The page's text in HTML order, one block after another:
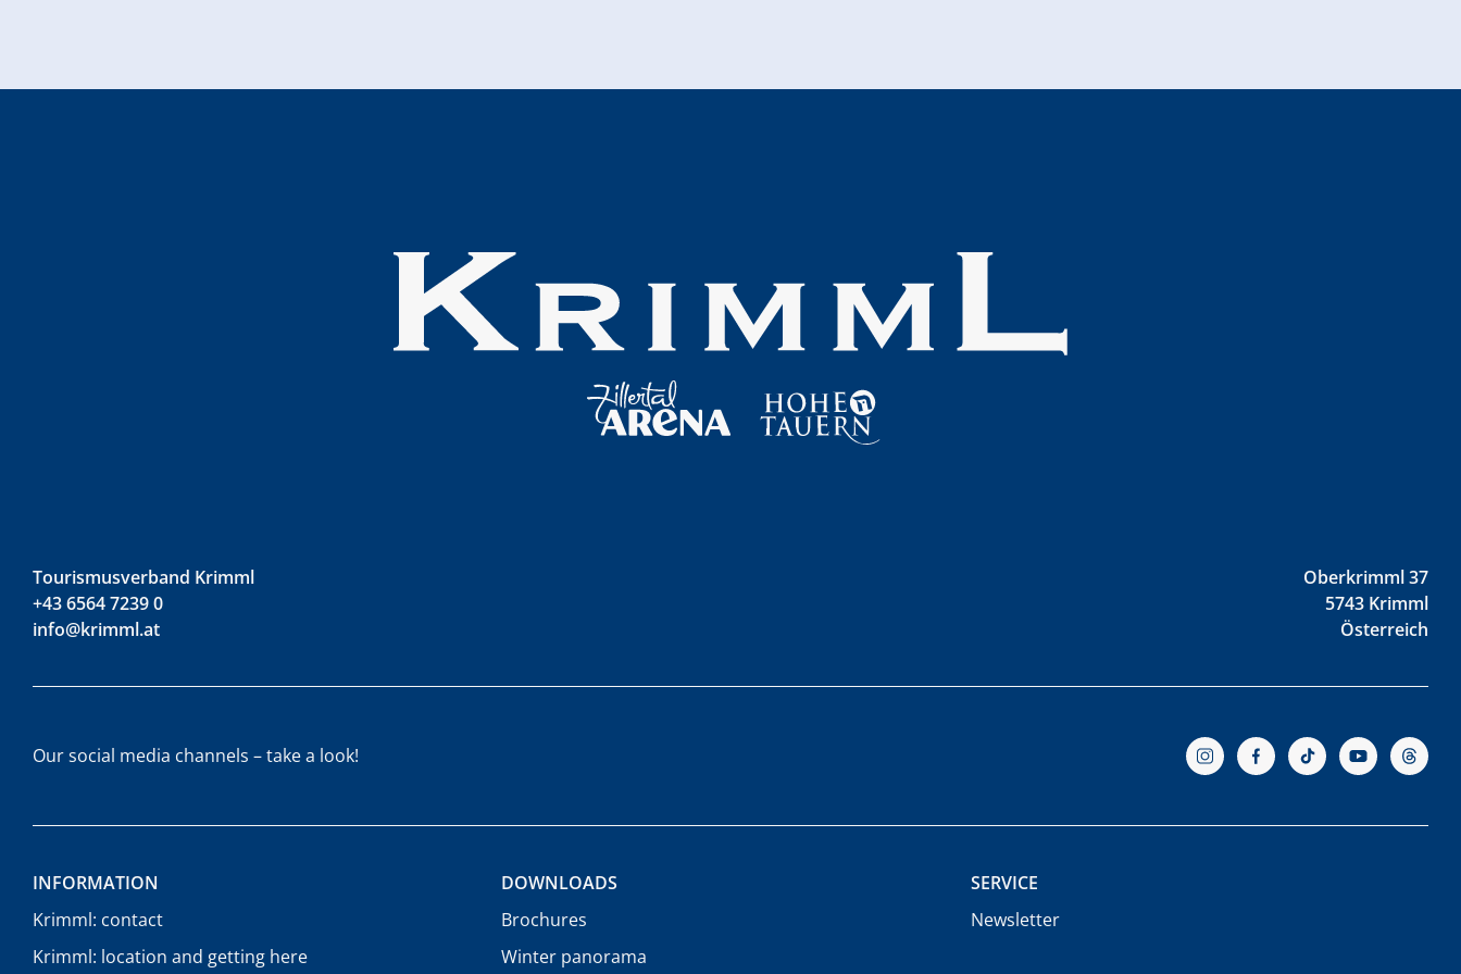
Tourismusverband Krimml
+43 6564 7239 0
info@krimml.at
Oberkrimml 37
5743 Krimml
Österreich
Our social media channels – take a look!
INFORMATION
Krimml: contact
Krimml: location and getting here
DOWNLOADS
Brochures
Winter panorama
SERVICE
Newsletter